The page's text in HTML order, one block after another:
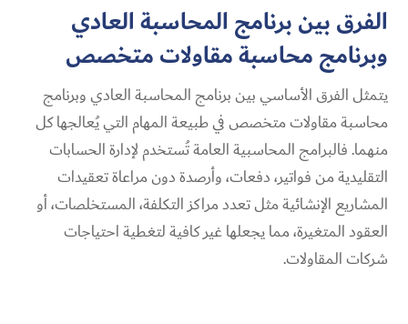
الفرق بين برنامج المحاسبة العادي
وبرنامج محاسبة مقاولات متخصص
يتمثل الفرق الأساسي بين برنامج المحاسبة العادي وبرنامج
محاسبة مقاولات متخصص في طبيعة المهام التي يُعالجها كل
منهما. فالبرامج المحاسبية العامة تُستخدم لإدارة الحسابات
التقليدية من فواتير، دفعات، وأرصدة دون مراعاة تعقيدات
المشاريع الإنشائية مثل تعدد مراكز التكلفة، المستخلصات، أو
العقود المتغيرة، مما يجعلها غير كافية لتغطية احتياجات
شركات المقاولات.